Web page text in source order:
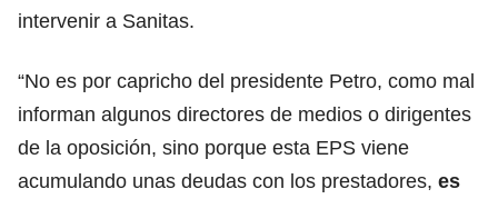
intervenir a Sanitas.
“No es por capricho del presidente Petro, como mal
informan algunos directores de medios o dirigentes
de la oposición, sino porque esta EPS viene
acumulando unas deudas con los prestadores, es